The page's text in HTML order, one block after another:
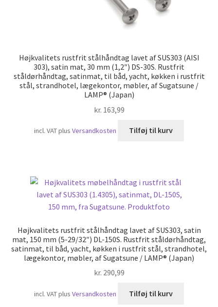
Højkvalitets rustfrit stålhåndtag lavet af SUS303 (AISI
303), satin mat, 30 mm (1,2″) DS-30S. Rustfrit
ståldørhåndtag, satinmat, til båd, yacht, køkken i rustfrit
stål, strandhotel, lægekontor, møbler, af Sugatsune /
LAMP® (Japan)
kr. 163,99
incl. VATplusVersandkosten Tilføj til kurv
Højkvalitets rustfrit stålhåndtag lavet af SUS303, satin
mat, 150 mm (5-29/32″) DL-150S. Rustfrit ståldørhåndtag,
satinmat, til båd, yacht, køkken i rustfrit stål, strandhotel,
lægekontor, møbler, af Sugatsune / LAMP® (Japan)
kr. 290,99
incl. VATplusVersandkosten Tilføj til kurv